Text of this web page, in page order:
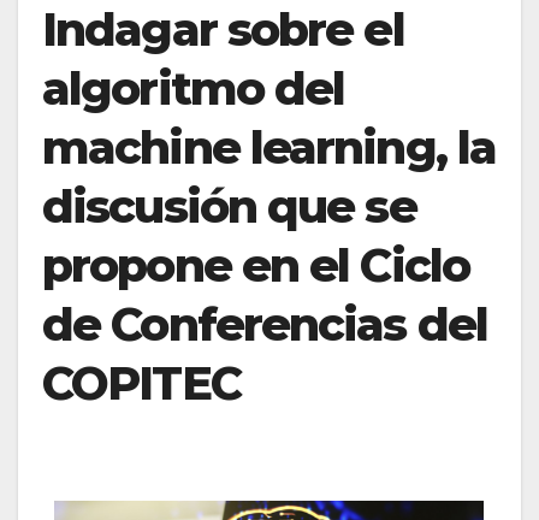
Indagar sobre el
algoritmo del
machine learning, la
discusión que se
propone en el Ciclo
de Conferencias del
COPITEC